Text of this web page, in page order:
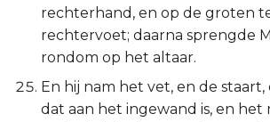
rechterhand, en op de groten
rechtervoet; daarna sprengde
rondom op het altaar.
En hij nam het vet, en de
dat aan het ingewand is, en het